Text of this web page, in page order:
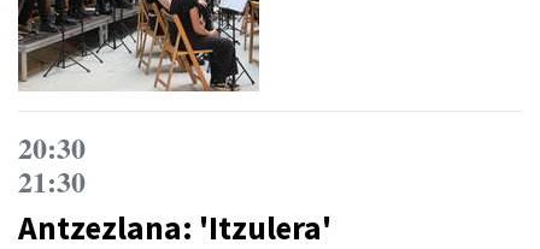
20:30
21:30
Antzezlana: 'Itzulera'